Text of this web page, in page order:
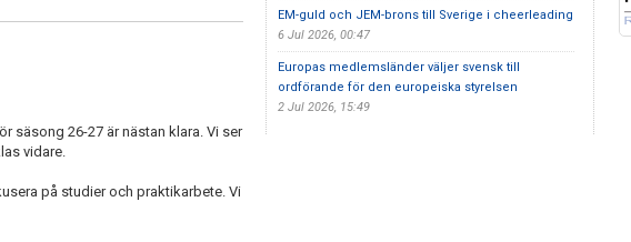
säsong 26-27 är nästan klara. Vi ser
vidare.
på studier och praktikarbete. Vi
EM-guld och JEM-brons till Sverige i cheerleading
6 Jul 2026, 00:47
Europas medlemsländer väljer svensk till
ordförande för den europeiska styrelsen
2 Jul 2026, 15:49